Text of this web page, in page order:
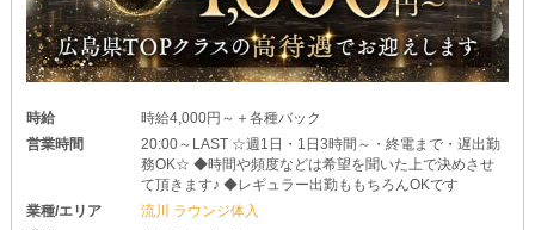
時給
時給4,000円～＋各種バック
営業時間
20:00～LAST ☆週1日・1日3時間～・終電まで・遅出勤
務OK☆ ◆時間や頻度などは希望を聞いた上で決めさせ
て頂きます♪ ◆レギュラー出勤ももちろんOKです
業種/エリア
流川 ラウンジ体入